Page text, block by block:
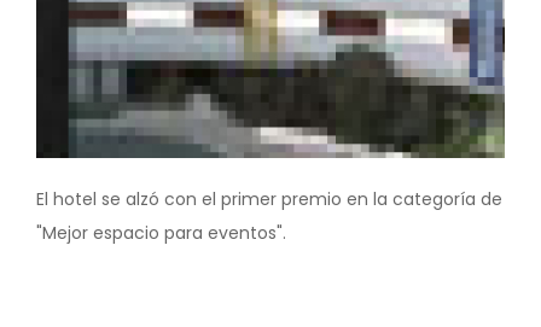
El hotel se alzó con el primer premio en la categoría de
"Mejor espacio para eventos".